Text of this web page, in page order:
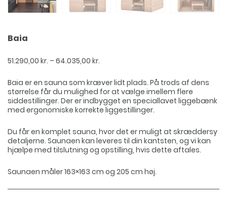
Baia
51.290,00 kr. – 64.035,00 kr.
til
64.035,00 kr.
Baia er en sauna som kræver lidt plads. På trods af dens
størrelse får du mulighed for at vælge imellem flere
siddestillinger. Der er indbygget en speciallavet liggebænk
med ergonomiske korrekte liggestillinger.
Du får en komplet sauna, hvor det er muligt at skræddersy
detaljerne. Saunaen kan leveres til din kantsten, og vi kan
hjælpe med tilslutning og opstilling, hvis dette aftales.
Saunaen måler 163×163 cm og 205 cm høj.